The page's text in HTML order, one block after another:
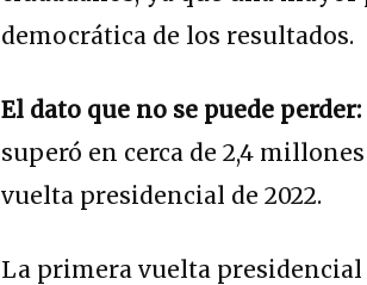
democrática de los resultados.
El dato que no se puede perder:
superó en cerca de 2,4
vuelta presidencial de 2022.
La primera vuelta presidencial